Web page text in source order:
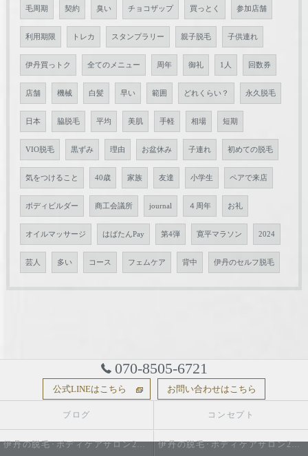
毛周期 契約 臭い チョコザップ 買っとく 参加店舗
利用期限 トレカ スタンプラリー 親子脱毛 子供連れ
伊丹買っトク 全てのメニュー 周年 御礼 1人 回数券
店舗 機械 白髪 早い 範囲 どれくらい？ 永久脱毛
日本 脇脱毛 平均 美肌 手軽 相場 短期
VIO脱毛 黒ずみ 理由 お盆休み 子連れ 初めての脱毛
気をつけること 40歳 家族 友達 小学生 ペアで来店
ボディビルダー 商工会議所 journal ４周年 お礼
オイルマッサージ はばたんPay 第4弾 寛平マラソン 2024
芸人 多い コース フェムケア 背中 伊丹のセルフ脱毛
070-8505-6721
公式LINEはこちら お問い合わせはこちら
ブログ コンセプト
伊丹の脱毛･ボディケアサロン2do1セルフ脱毛とタイ古式のお店の口コミ情報 伊丹の脱毛･ボディケアサロン2do1セルフ脱毛とタイ古式のお店の評判